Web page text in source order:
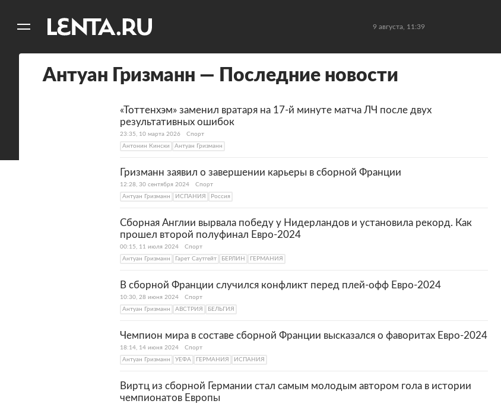
9 августа, 11:39
Антуан Гризманн — Последние новости
«Тоттенхэм» заменил вратаря на 17-й минуте матча ЛЧ после двух
результативных ошибок
23:35, 10 марта 2026
Спорт
Антонин Кински
Антуан Гризманн
Гризманн заявил о завершении карьеры в сборной Франции
12:28, 30 сентября 2024
Спорт
Антуан Гризманн
ИСПАНИЯ Россия
Сборная Англии вырвала победу у Нидерландов и установила рекорд. Как
прошел второй полуфинал Евро-2024
00:15, 11 июля 2024
Спорт
Антуан Гризманн
Гарет Саутгейт БЕРЛИН ГЕРМАНИЯ
В сборной Франции случился конфликт перед плей-офф Евро-2024
10:30, 28 июня 2024
Спорт
Антуан Гризманн
АВСТРИЯ БЕЛЬГИЯ
Чемпион мира в составе сборной Франции высказался о фаворитах Евро-2024
18:14, 14 июня 2024
Спорт
Антуан Гризманн
УЕФА ГЕРМАНИЯ ИСПАНИЯ
Виртц из сборной Германии стал самым молодым автором гола в истории
чемпионатов Европы